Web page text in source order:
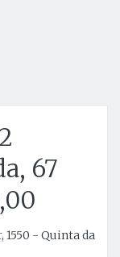
67
- Quinta da